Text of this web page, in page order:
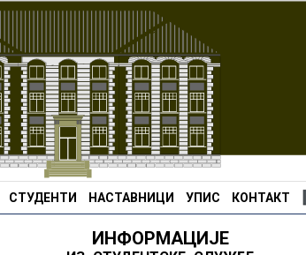
СТУДЕНТИ НАСТАВНИЦИ УПИС КОНТАКТ
ИНФОРМАЦИЈЕ